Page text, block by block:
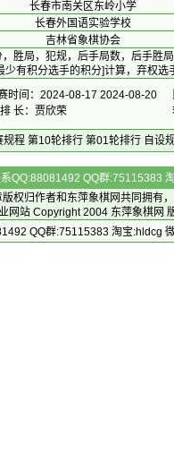
长春市南关区东岭小学
长春外国语实验学校
吉林省象棋协会
胜局，犯规，后手局数，后手胜局
少有积分选手的积分]计算，弃权选
时间：2024-08-17 2024-08-20
长：贾欣荣
规程 第10轮排行 第01轮排行 自设
QQ:88081492 QQ群:75115383
权归作者和 东萍象棋网共同拥有
网站 Copyright 2004 东萍象棋网
QQ群:75115383 淘宝:hldcg